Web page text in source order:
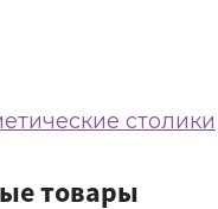
столики
товары